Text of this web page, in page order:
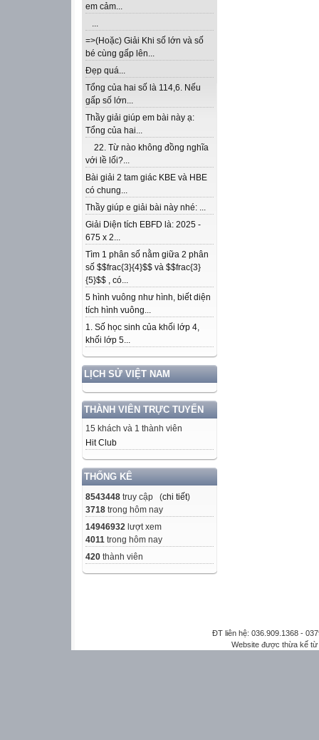
em cảm...
...
=>(Hoặc) Giải Khi số lớn và số
bé cùng gấp lên...
Đẹp quá...
Tổng của hai số là 114,6. Nếu
gấp số lớn...
Thầy giải giúp em bài này ạ:
Tổng của hai...
22. Từ nào không đồng nghĩa
với lề lối?...
Bài giải 2 tam giác KBE và HBE
có chung...
Thầy giúp e giải bài này nhé: ...
Giải Diện tích EBFD là: 2025 -
675 x 2...
Tìm 1 phân số nằm giữa 2 phân
số $$frac{3}{4}$$ và $$frac{3}
{5}$$ , có...
5 hình vuông như hình, biết diện
tích hình vuông...
1. Số học sinh của khối lớp 4,
khối lớp 5...
LỊCH SỬ VIỆT NAM
THÀNH VIÊN TRỰC TUYẾN
15 khách và 1 thành viên
Hit Club
THỐNG KÊ
8543448 truy cập (chi tiết)
3718 trong hôm nay
14946932 lượt xem
4011 trong hôm nay
420 thành viên
ĐT liên hệ: 036.909.1368 -
Website được thừa kế từ